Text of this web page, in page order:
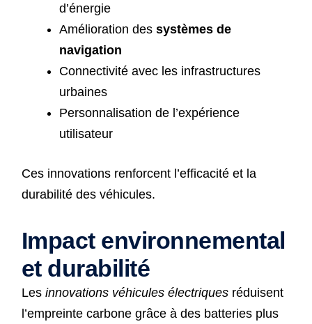
d’énergie
Amélioration des systèmes de
navigation
Connectivité avec les infrastructures
urbaines
Personnalisation de l’expérience
utilisateur
Ces innovations renforcent l’efficacité et la
durabilité des véhicules.
Impact environnemental
et durabilité
Les innovations véhicules électriquesréduisent
l’empreinte carbone grâce à des batteries plus